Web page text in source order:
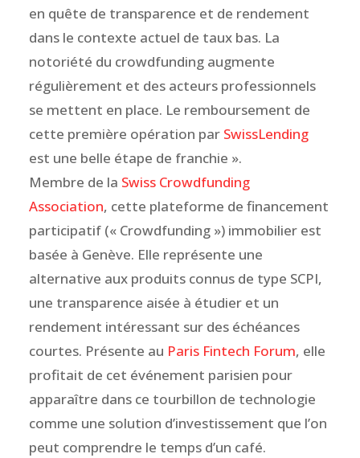
en quête de transparence et de rendement
dans le contexte actuel de taux bas. La
notoriété du crowdfunding augmente
régulièrement et des acteurs professionnels
se mettent en place. Le remboursement de
cette première opération par SwissLending
est une belle étape de franchie ».
Membre de la Swiss Crowdfunding
Association, cette plateforme de financement
participatif (« Crowdfunding ») immobilier est
basée à Genève. Elle représente une
alternative aux produits connus de type SCPI,
une transparence aisée à étudier et un
rendement intéressant sur des échéances
courtes. Présente au Paris Fintech Forum, elle
profitait de cet événement parisien pour
apparaître dans ce tourbillon de technologie
comme une solution d’investissement que l’on
peut comprendre le temps d’un café.